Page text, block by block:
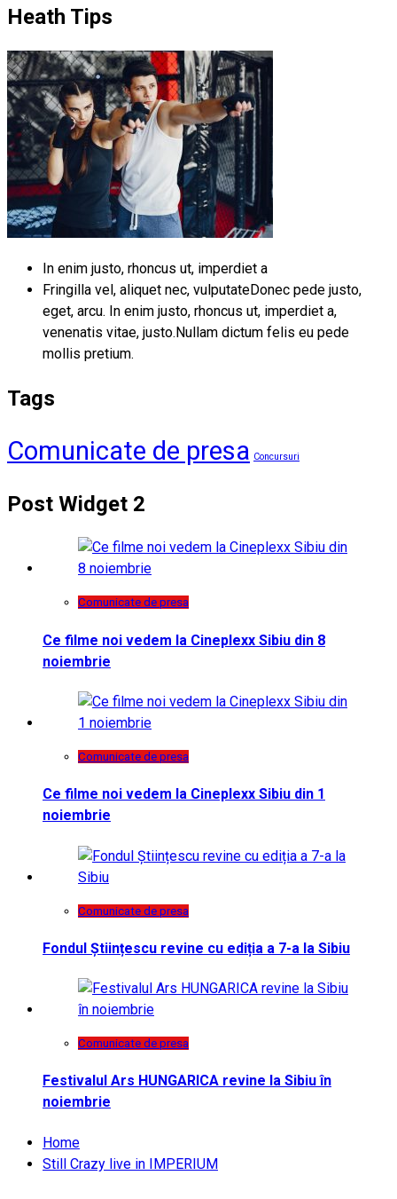
Heath Tips
In enim justo, rhoncus ut, imperdiet a
Fringilla vel, aliquet nec, vulputateDonec pede justo,
eget, arcu. In enim justo, rhoncus ut, imperdiet a,
venenatis vitae, justo.Nullam dictum felis eu pede
mollis pretium.
Tags
Comunicate de presa Concursuri
Post Widget 2
Comunicate de presa
Ce filme noi vedem la Cineplexx Sibiu din 8
noiembrie
Comunicate de presa
Ce filme noi vedem la Cineplexx Sibiu din 1
noiembrie
Comunicate de presa
Fondul Științescu revine cu ediția a 7-a la Sibiu
Comunicate de presa
Festivalul Ars HUNGARICA revine la Sibiu în
noiembrie
Home
Still Crazy live in IMPERIUM